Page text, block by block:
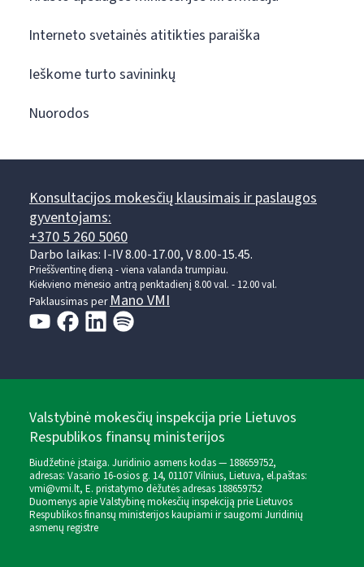
Interneto svetainės atitikties paraiška
Ieškome turto savininkų
Nuorodos
Konsultacijos mokesčių klausimais ir paslaugos
gyventojams:
+370 5 260 5060
Darbo laikas: I-IV 8.00-17.00, V 8.00-15.45.
Prieššventinę dieną - viena valanda trumpiau.
Kiekvieno mėnesio antrą penktadienį 8.00 val. - 12.00 val.
Paklausimas perMano VMI
Valstybinė mokesčių inspekcija prie Lietuvos
Respublikos finansų ministerijos
Biudžetinė įstaiga. Juridinio asmens kodas — 188659752,
adresas: Vasario 16-osios g. 14, 01107 Vilnius, Lietuva, el.paštas:
vmi@vmi.lt, E. pristatymo dėžutės adresas 188659752
Duomenys apie Valstybinę mokesčių inspekciją prie Lietuvos
Respublikos finansų ministerijos kaupiami ir saugomi Juridinių
asmenų registre